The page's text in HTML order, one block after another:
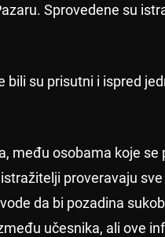
Sprovedene su
bili su prisutni i ispred
među osobama koje se
proveravaju
da bi pozadina
učesnika, ali ove